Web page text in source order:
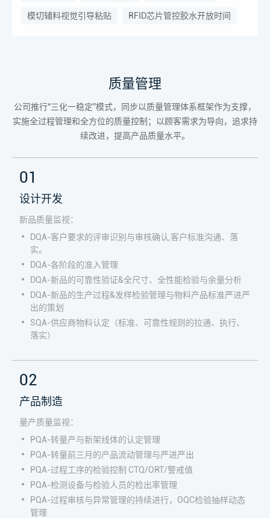
模切辅料视觉引导粘贴 RFID芯片管控胶水开放时间
质量管理
公司推行“三化一稳定”模式，同步以质量管理体系框架作为支撑，
实施全过程管理和全方位的质量控制；以顾客需求为导向，追求持
续改进，提高产品质量水平。
01
设计开发
新品质量监视：
DQA-客户要求的评审识别与审核确认,客户标准沟通、落
实。
DQA-各阶段的准入管理
DQA-新品的可靠性验证&全尺寸、全性能检验与余量分析
DQA-新品的生产过程&发样检验管理与物料产品标准严进严
出的策划
SQA-供应商物料认定（标准、可靠性规则的拉通、执行、
落实）
02
产品制造
量产质量监视：
PQA-转量产与新架线体的认定管理
PQA-转量前三月的产品流动管理与严进严出
PQA-过程工序的检验控制 CTQ/ORT/警戒值
PQA-检测设备与检验人员的检出率管理
PQA-过程审核与异常管理的持续进行，OQC检验抽样动态
管理